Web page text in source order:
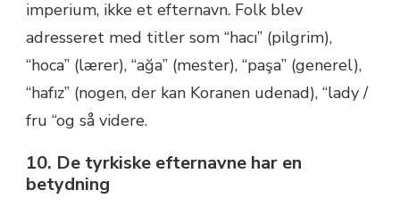
imperium, ikke et efternavn. Folk blev
adresseret med titler som “hacı” (pilgrim),
“hoca” (lærer), “ağa” (mester), “paşa” (generel),
“hafız” (nogen, der kan Koranen udenad), “lady /
fru “og så videre.
10. De tyrkiske efternavne har en
betydning